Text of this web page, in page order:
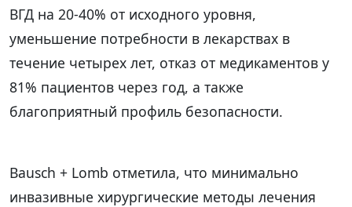
ВГД на 20-40% от исходного уровня,
уменьшение потребности в лекарствах в
течение четырех лет, отказ от медикаментов у
81% пациентов через год, а также
благоприятный профиль безопасности.
Bausch + Lomb отметила, что минимально
инвазивные хирургические методы лечения